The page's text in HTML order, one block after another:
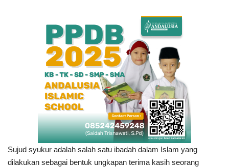
Teknologi
Sujud syukur adalah salah satu ibadah dalam Islam yang
dilakukan sebagai bentuk ungkapan terima kasih seorang